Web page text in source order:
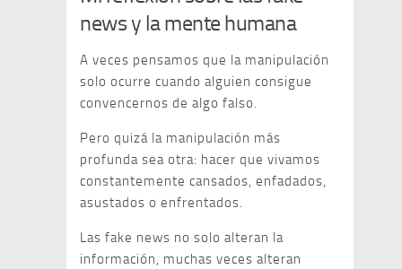
news y la mente humana
A veces pensamos que la manipulación
solo ocurre cuando alguien consigue
convencernos de algo falso.
Pero quizá la manipulación más
profunda sea otra: hacer que vivamos
constantemente cansados, enfadados,
asustados o enfrentados.
Las fake news no solo alteran la
información, muchas veces alteran